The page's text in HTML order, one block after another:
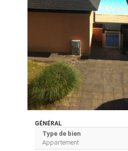
GÉNÉRAL
Type de bien
Appartement